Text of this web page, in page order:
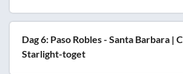
Dag 6: Paso Robles - Santa Barbara |
Starlight-toget